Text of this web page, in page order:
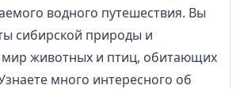
водного путешествия. Вы
сибирской природы и
животных и птиц, обитающих
много интересного об